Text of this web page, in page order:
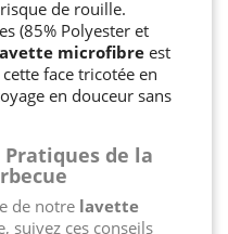
de rouille.
(85% Polyester et
microfibre est
face tricotée en
en douceur sans
de la
de notre lavette
suivez ces conseils